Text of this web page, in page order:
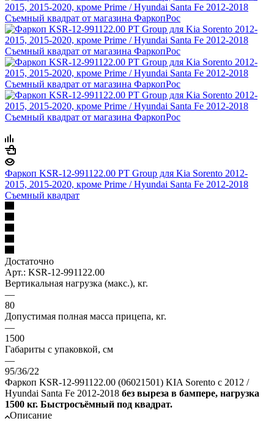
Фаркоп KSR-12-991122.00 PT Group для Kia Sorento 2012-
2015, 2015-2020, кроме Prime / Hyundai Santa Fe 2012-2018
Съемный квадрат
Достаточно
Арт.: KSR-12-991122.00
Вертикальная нагрузка (макс.), кг.
—
80
Допустимая полная масса прицепа, кг.
—
1500
Габариты с упаковкой, см
—
95/36/22
Фаркоп KSR-12-991122.00 (06021501) KIA Sorento с 2012 /
Hyundai Santa Fe 2012-2018 без выреза в бампере, нагрузка
1500 кг. Быстросъёмный под квадрат.
Описание